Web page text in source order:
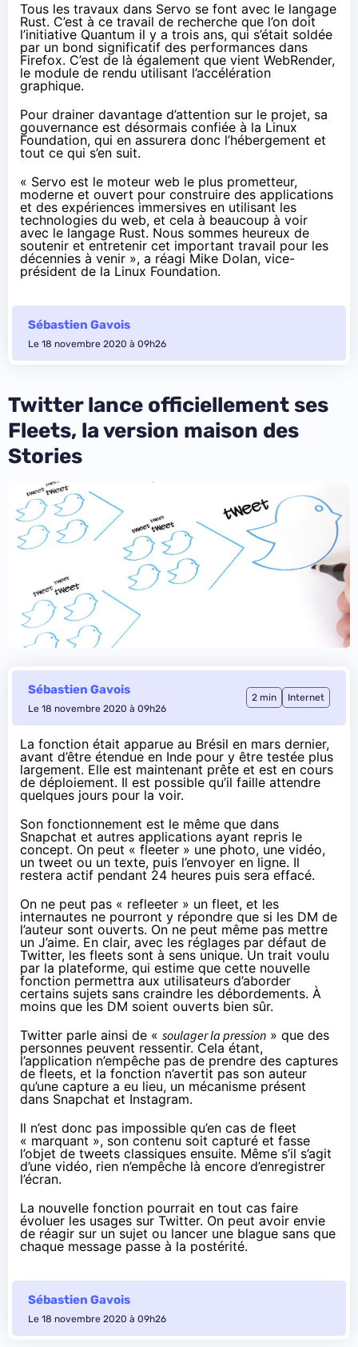
Tous les travaux dans Servo se font avec le langage
Rust. C’est à ce travail de recherche que l’on doit
l’initiative Quantum il y a trois ans, qui s’était soldée
par un bond significatif des performances dans
Firefox. C’est de là également que vient WebRender,
le module de rendu utilisant l’accélération
graphique.
Pour drainer davantage d’attention sur le projet, sa
gouvernance est désormais confiée à la Linux
Foundation, qui en assurera donc l’hébergement et
tout ce qui s’en suit.
« Servo est le moteur web le plus prometteur,
moderne et ouvert pour construire des applications
et des expériences immersives en utilisant les
technologies du web, et cela à beaucoup à voir
avec le langage Rust. Nous sommes heureux de
soutenir et entretenir cet important travail pour les
décennies à venir », a réagi Mike Dolan, vice-
président de la Linux Foundation.
Sébastien Gavois
Le 18 novembre 2020 à 09h26
Twitter lance officiellement ses
Fleets, la version maison des
Stories
Sébastien Gavois
Le 18 novembre 2020 à 09h26
2 min Internet
La fonction était apparue au Brésil en mars dernier,
avant d’être étendue en Inde pour y être testée plus
largement. Elle est maintenant prête et est en cours
de déploiement. Il est possible qu’il faille attendre
quelques jours pour la voir.
Son fonctionnement est le même que dans
Snapchat et autres applications ayant repris le
concept. On peut « fleeter » une photo, une vidéo,
un tweet ou un texte, puis l’envoyer en ligne. Il
restera actif pendant 24 heures puis sera effacé.
On ne peut pas « refleeter » un fleet, et les
internautes ne pourront y répondre que si les DM de
l’auteur sont ouverts. On ne peut même pas mettre
un J’aime. En clair, avec les réglages par défaut de
Twitter, les fleets sont à sens unique. Un trait voulu
par la plateforme, qui estime que cette nouvelle
fonction permettra aux utilisateurs d’aborder
certains sujets sans craindre les débordements. À
moins que les DM soient ouverts bien sûr.
Twitter parle ainsi de « soulager la pression » que des
personnes peuvent ressentir. Cela étant,
l’application n’empêche pas de prendre des captures
de fleets, et la fonction n’avertit pas son auteur
qu’une capture a eu lieu, un mécanisme présent
dans Snapchat et Instagram.
Il n’est donc pas impossible qu’en cas de fleet
« marquant », son contenu soit capturé et fasse
l’objet de tweets classiques ensuite. Même s’il s’agit
d’une vidéo, rien n’empêche là encore d’enregistrer
l’écran.
La nouvelle fonction pourrait en tout cas faire
évoluer les usages sur Twitter. On peut avoir envie
de réagir sur un sujet ou lancer une blague sans que
chaque message passe à la postérité.
Sébastien Gavois
Le 18 novembre 2020 à 09h26